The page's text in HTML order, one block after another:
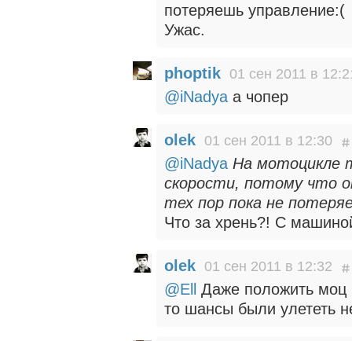
потеряешь управление:(
Ужас.
phoptik 01 сен 2011 в
@iNadya а чопер
olek 01 сен 2011 в 12:30
@iNadya На мотоцикле
скорости, потому что
тех пор пока не
Что за хрень?! С
olek 01 сен 2011 в 12:32
@Ell
Даже положить моц
то шансы были улететь